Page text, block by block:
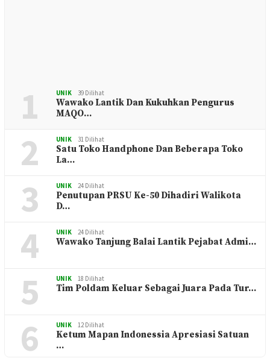
1 UNIK 39 Dilihat
Wawako Lantik Dan Kukuhkan Pengurus
MAQO…
2 UNIK 31 Dilihat
Satu Toko Handphone Dan Beberapa Toko
La…
3 UNIK 24 Dilihat
Penutupan PRSU Ke-50 Dihadiri Walikota
D…
4 UNIK 24 Dilihat
Wawako Tanjung Balai Lantik Pejabat Admi…
5 UNIK 18 Dilihat
Tim Poldam Keluar Sebagai Juara Pada Tur…
6 UNIK 12 Dilihat
Ketum Mapan Indonessia Apresiasi Satuan
…